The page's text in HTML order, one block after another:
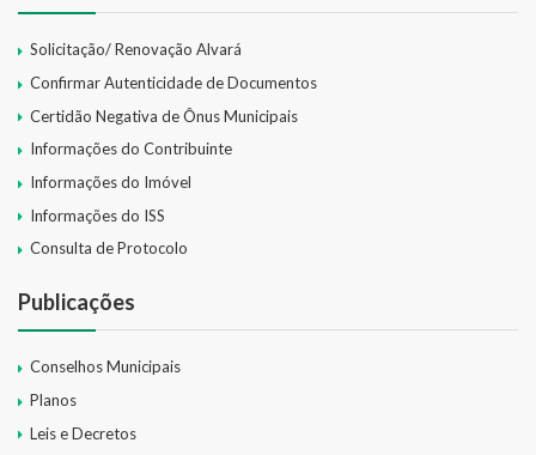
Solicitação/ Renovação Alvará
Confirmar Autenticidade de Documentos
Certidão Negativa de Ônus Municipais
Informações do Contribuinte
Informações do Imóvel
Informações do ISS
Consulta de Protocolo
Publicações
Conselhos Municipais
Planos
Leis e Decretos